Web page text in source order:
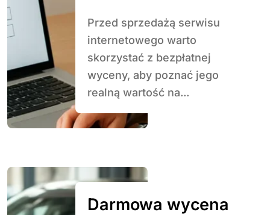
Przed sprzedażą serwisu
internetowego warto
skorzystać z bezpłatnej
wyceny, aby poznać jego
realną wartość na...
Darmowa wycena